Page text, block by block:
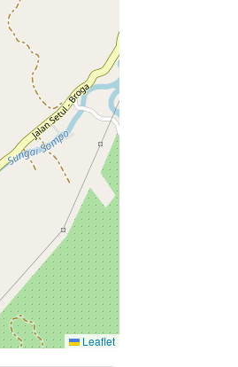
Leaflet